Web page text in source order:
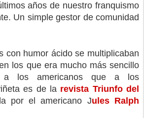
años de nuestro franquismo
Un simple gestor de comunidad
con humor ácido se multiplicaban
los que era mucho más sencillo
a los americanos que a los
es de la revista Triunfo del
por el americano Jules Ralph